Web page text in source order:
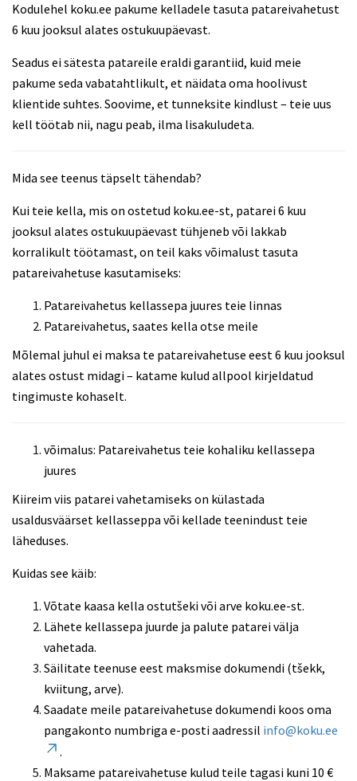
Kodulehel koku.ee pakume kelladele tasuta patareivahetust
6 kuu jooksul alates ostukuupäevast.
Seadus ei sätesta patareile eraldi garantiid, kuid meie
pakume seda vabatahtlikult, et näidata oma hoolivust
klientide suhtes. Soovime, et tunneksite kindlust – teie uus
kell töötab nii, nagu peab, ilma lisakuludeta.
Mida see teenus täpselt tähendab?
Kui teie kella, mis on ostetud koku.ee-st, patarei 6 kuu
jooksul alates ostukuupäevast tühjeneb või lakkab
korralikult töötamast, on teil kaks võimalust tasuta
patareivahetuse kasutamiseks:
Patareivahetus kellassepa juures teie linnas
Patareivahetus, saates kella otse meile
Mõlemal juhul ei maksa te patareivahetuse eest 6 kuu jooksul
alates ostust midagi – katame kulud allpool kirjeldatud
tingimuste kohaselt.
võimalus: Patareivahetus teie kohaliku kellassepa
juures
Kiireim viis patarei vahetamiseks on külastada
usaldusväärset kellasseppa või kellade teenindust teie
läheduses.
Kuidas see käib:
Võtate kaasa kella ostutšeki või arve koku.ee-st.
Lähete kellassepa juurde ja palute patarei välja
vahetada.
Säilitate teenuse eest maksmise dokumendi (tšekk,
kviitung, arve).
Saadate meile patareivahetuse dokumendi koos oma
pangakonto numbriga e-posti aadressil info@koku.ee
.
Maksame patareivahetuse kulud teile tagasi kuni 10 €